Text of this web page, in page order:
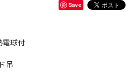
Save
球付
吊